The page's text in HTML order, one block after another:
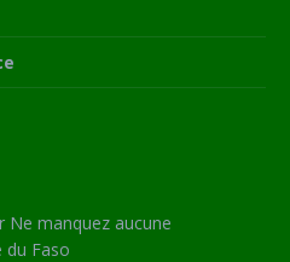
Ne manquez aucune
du Faso